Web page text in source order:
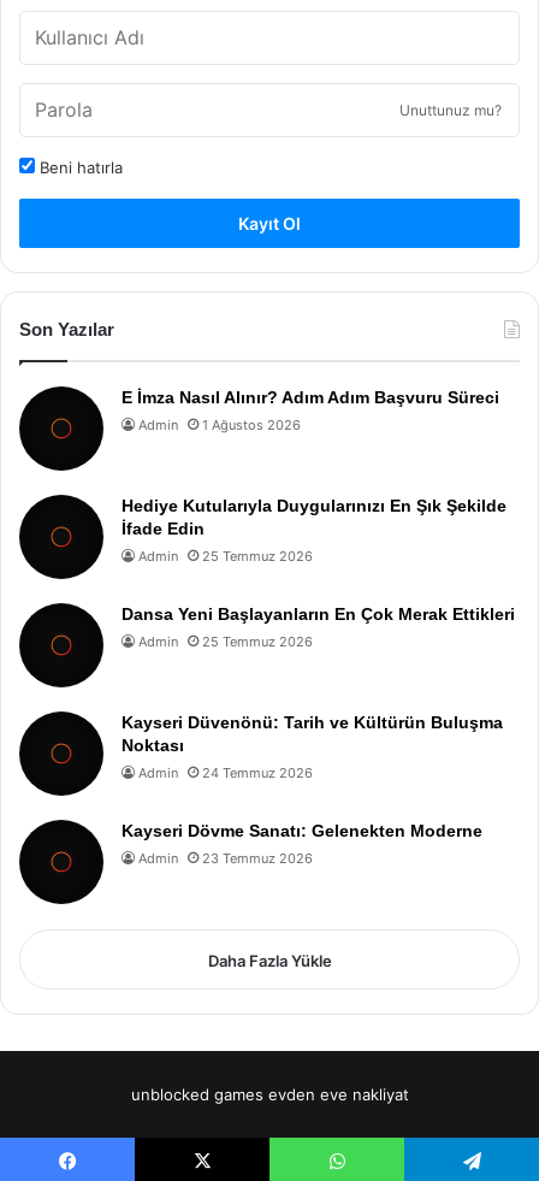
Unuttunuz mu?
Beni hatırla
Kayıt Ol
Son Yazılar
E İmza Nasıl Alınır? Adım Adım Başvuru Süreci
Admin 1 Ağustos 2026
Hediye Kutularıyla Duygularınızı En Şık Şekilde
İfade Edin
Admin 25 Temmuz 2026
Dansa Yeni Başlayanların En Çok Merak Ettikleri
Admin 25 Temmuz 2026
Kayseri Düvenönü: Tarih ve Kültürün Buluşma
Noktası
Admin 24 Temmuz 2026
Kayseri Dövme Sanatı: Gelenekten Moderne
Admin 23 Temmuz 2026
Daha Fazla Yükle
unblocked games evden eve nakliyat